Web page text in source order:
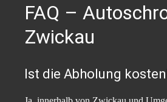
FAQ –
Zwickau
Ist die Abholung